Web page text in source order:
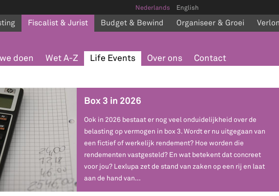
Nederlands English
Fiscalist & Jurist Budget & Bewind Organiseer & Groei
doen Wet A-Z Life Events Over ons Contact
Box 3 in 2026
Ook in 2026 bestaat er nog veel onduidelijkheid over de
belasting op vermogen in box 3. Wordt er nu uitgegaan van
een fictief of werkelijk rendement? Hoe worden die
rendementen vastgesteld? En wat betekent dat concreet
voor jou? Lexlupa zet de stand van zaken op een rij en laat
aan de hand van...